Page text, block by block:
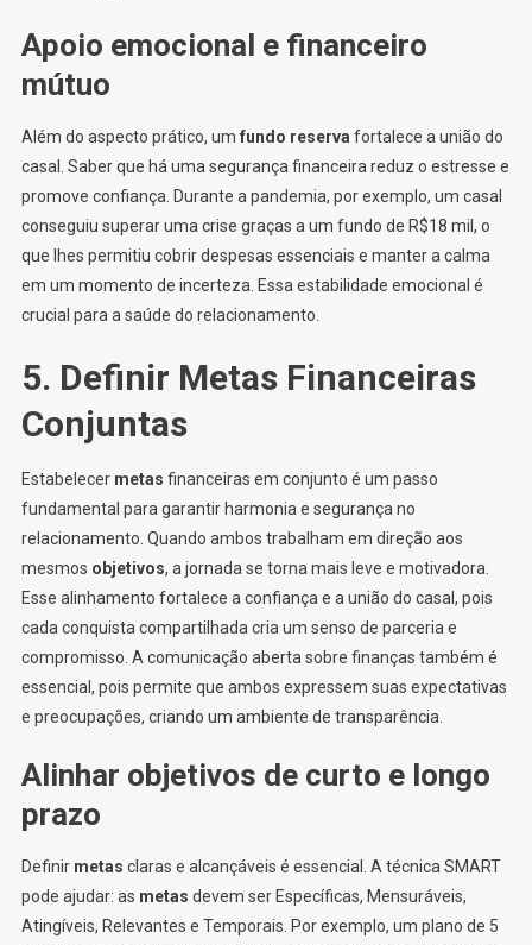
Apoio emocional e financeiro
mútuo
Além do aspecto prático, um fundo reserva fortalece a união do
casal. Saber que há uma segurança financeira reduz o estresse e
promove confiança. Durante a pandemia, por exemplo, um casal
conseguiu superar uma crise graças a um fundo de R$18 mil, o
que lhes permitiu cobrir despesas essenciais e manter a calma
em um momento de incerteza. Essa estabilidade emocional é
crucial para a saúde do relacionamento.
5. Definir Metas Financeiras
Conjuntas
Estabelecer metas financeiras em conjunto é um passo
fundamental para garantir harmonia e segurança no
relacionamento. Quando ambos trabalham em direção aos
mesmos objetivos, a jornada se torna mais leve e motivadora.
Esse alinhamento fortalece a confiança e a união do casal, pois
cada conquista compartilhada cria um senso de parceria e
compromisso. A comunicação aberta sobre finanças também é
essencial, pois permite que ambos expressem suas expectativas
e preocupações, criando um ambiente de transparência.
Alinhar objetivos de curto e longo
prazo
Definir metas claras e alcançáveis é essencial. A técnica SMART
pode ajudar: as metas devem ser Específicas, Mensuráveis,
Atingíveis, Relevantes e Temporais. Por exemplo, um plano de 5